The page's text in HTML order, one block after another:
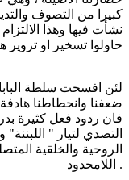
كبيرا من التصوف
نشأت فيها وهذا
حاولوا تسخير او
لئن افسحت سلطة
ضعفنا وانحطاطنا
فان ردود فعل كثيرة
التصدي لتيار "
الروحية والخلقية
اللامحدود .